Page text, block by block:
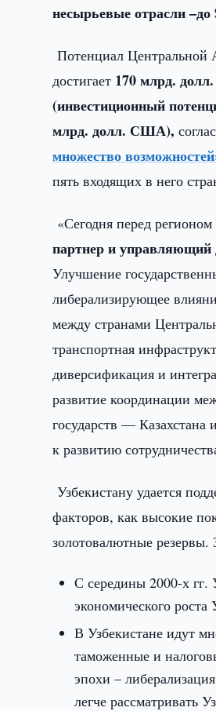
несырьевые отрасли –до
Потенциал
достигает 170 млрд.
(инвестиционный
млрд. долл. США),
множество
пять входящих в него
«Сегодня перед
партнер и управляющий
Улучшение
либерализирующее
между странами
транспортная
диверсификация и
развитие координации
государств —
к развитию
Узбекистану удается
факторов, как высокие
золотовалютные резервы.
С середины 2000-х гг.
экономического роста
В Узбекистане идут
таможенные и
эпохи –
легче рассматривать